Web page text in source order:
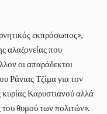
εκπρόσωπος»,
αλαζονείας που
οι απαράδεκτοι
Ράνιας Τζίμα για τον
Καρυστιανού αλλά
του θυμού των πολιτών».